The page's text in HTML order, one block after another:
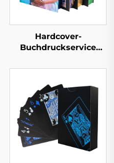
Hardcover-
Buchdruckservice
Maßgeschneidertes
Buchdruck mit
lackierten Kanten